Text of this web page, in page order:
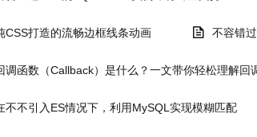
CSS打造的流畅边框线条动画 不容错
调函数（Callback）是什么？一文带你轻松理解回
不不引入ES情况下，利用MySQL实现模糊匹配